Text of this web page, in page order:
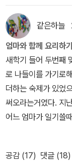
올려야지..쿠키가 식
마자 재빠른 동작으
키세스 무게에 쓰러
어 버린 아이급하게
릿은....ㅠ.ㅠ그나마..
익숙하지 않아서 얼
오히려 살아남은 아
과 함께 한컷 찍어주
이웃에게 보내는작
얀 상자안에 든 아
다. 아이들이 좋아하
안 제법 많은 책을 읽
제는 아이들이 많아
놀이터나 공원에 데
날에는아이를 데리
눴지만 대화를 하지
도서관에 책을 빌리
권씩 볼 수 있도록
서관에 찾아온 건
에 일자리를 갖고
드리고 한국역사와
같은하늘
엄마와 함께 요리하
새학기 들어 두번째
로 나들이를 가기로
더하는 숙제가 있었
써오라는거였다. 지
어느 엄마가 일기쓸
데로 쓰게 놔두지
기 들어 첫번째 놀토
공감 (17) 댓글 (18)